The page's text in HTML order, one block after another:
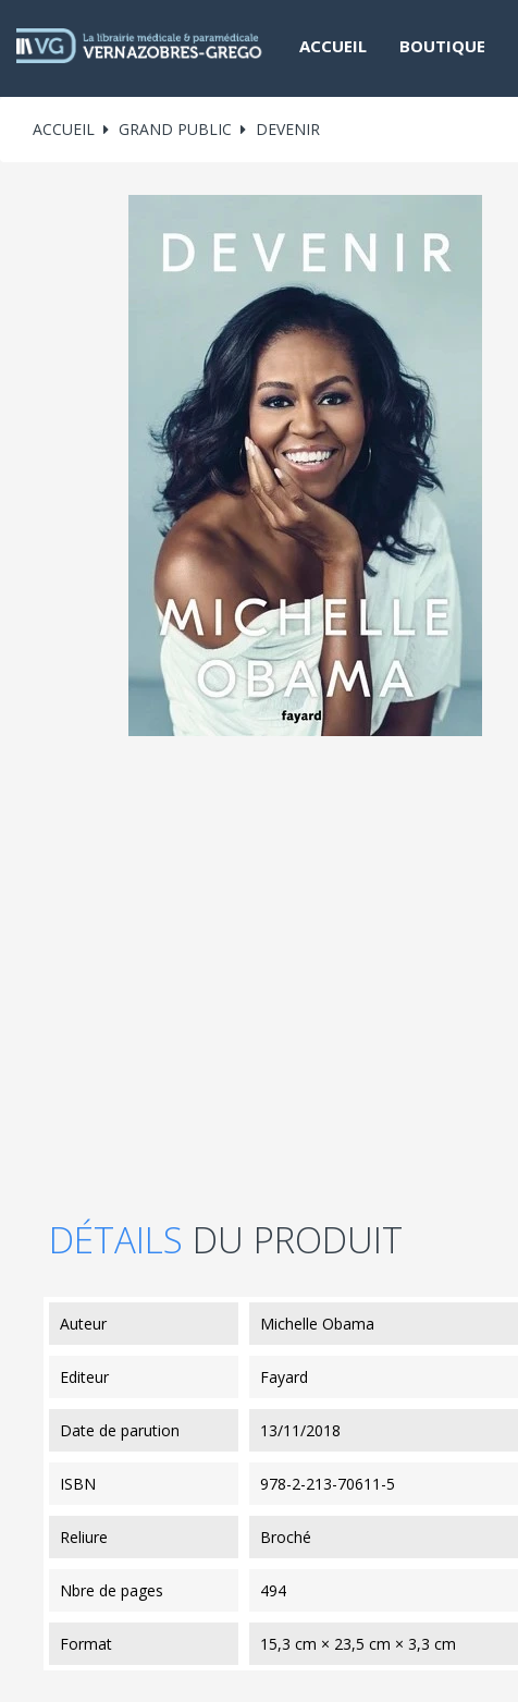
ACCUEIL BOUTIQUE
ACCUEIL GRAND PUBLIC DEVENIR
DÉTAILS DU PRODUIT
auteur Michelle Obama
editeur Fayard
date de parution 13/11/2018
ISBN 978-2-213-70611-5
reliure Broché
nbre de pages 494
format 15,3 cm × 23,5 cm × 3,3 cm